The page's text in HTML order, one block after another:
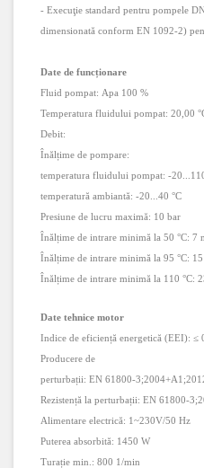
- Execuţie standard pentru pompele
dimensionată conform EN 1092-2)
Date de funcționare
Fluid pompat: Apa 100 %
Temperatura fluidului pompat: 20,00
Debit:
Înălțime de pompare:
temperatura fluidului pompat: -20
temperatură ambiantă: -20 40 °C
Presiune de lucru maximă: 10 bar
Înălțime de intrare minimă la 50 °C: 7
Înălțime de intrare minimă la 95 °C:
Înălțime de intrare minimă la 110 °C:
Date tehnice motor
Indice de eficiență energetică (EEI): ≤
Producere de
perturbații: EN 61800-
Rezistență la perturbații: EN 61800-
Alimentare electrică: 1~230V/50 Hz
Puterea absorbită: 1450 W
Turație min.: 800 1/min